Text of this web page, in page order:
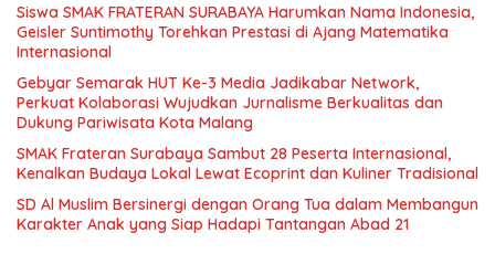
Siswa SMAK FRATERAN SURABAYA Harumkan Nama Indonesia,
Geisler Suntimothy Torehkan Prestasi di Ajang Matematika
Internasional
Gebyar Semarak HUT Ke-3 Media Jadikabar Network,
Perkuat Kolaborasi Wujudkan Jurnalisme Berkualitas dan
Dukung Pariwisata Kota Malang
SMAK Frateran Surabaya Sambut 28 Peserta Internasional,
Kenalkan Budaya Lokal Lewat Ecoprint dan Kuliner Tradisional
SD Al Muslim Bersinergi dengan Orang Tua dalam Membangun
Karakter Anak yang Siap Hadapi Tantangan Abad 21